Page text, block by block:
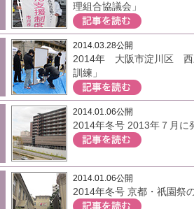
理組合協議会」
2014.03.28公開
2014年 大阪市淀川区 西
訓練」
2014.01.06公開
2014年冬号 2013年７月に
2014.01.06公開
2014年冬号 京都・祇園祭